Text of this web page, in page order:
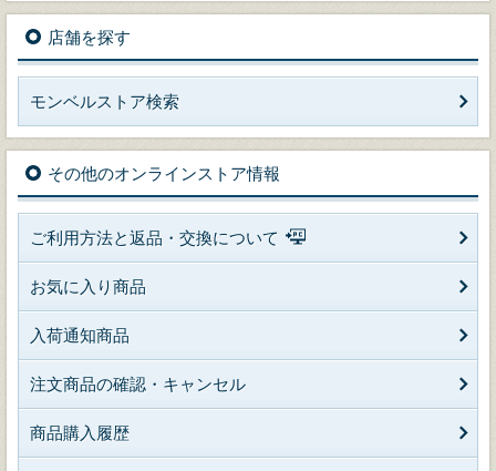
店舗を探す
モンベルストア検索
その他のオンラインストア情報
ご利用方法と返品・交換について
お気に入り商品
入荷通知商品
注文商品の確認・キャンセル
商品購入履歴